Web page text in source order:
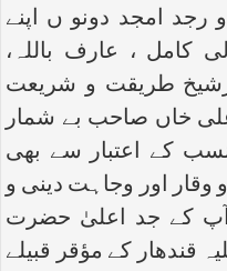
امجد دونو ں اپنے
کامل ، عارف باللہ،
طریقت و شریعت
علی خاں صاحب بے شمار
کے اعتبار سے بھی
اور وجاہت دینی و
آپ کے جد اعلیٰ حضرت
قندھار کے مؤقر قبیلے